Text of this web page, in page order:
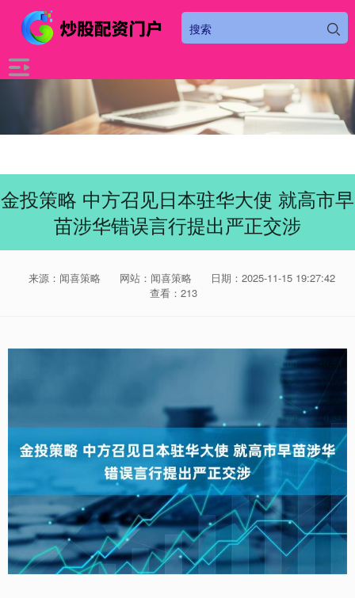
金投策略 中方召见日本驻华大使 就高市早
苗涉华错误言行提出严正交涉
来源：闻喜策略 网站：闻喜策略
日期：2025-11-15 19:27:42
查看：213